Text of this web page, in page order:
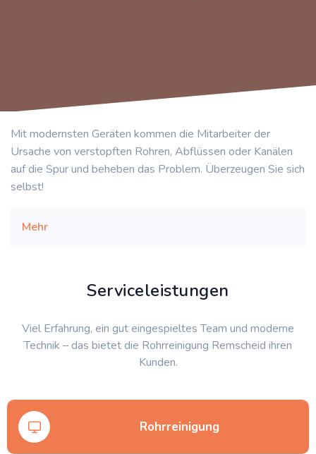
Mit modernsten Geräten kommen die Mitarbeiter der
Ursache von verstopften Rohren, Abflüssen oder Kanälen
auf die Spur und beheben das Problem. Überzeugen Sie sich
selbst!
Mehr
Serviceleistungen
Viel Erfahrung, ein gut eingespieltes Team und moderne
Technik – das bietet die Rohrreinigung Remscheid ihren
Kunden.
Rohrreinigung